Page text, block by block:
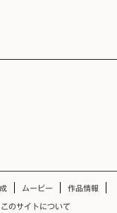
ムービー 作品情報
このサイトについて